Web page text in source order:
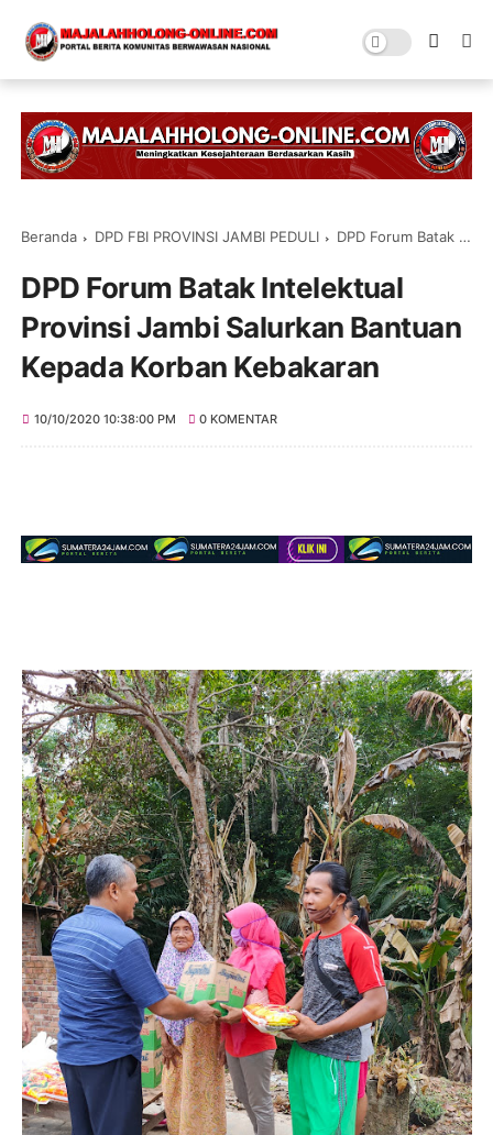
Beranda DPD FBI PROVINSI JAMBI PEDULI DPD Forum Batak Intelektual Provinsi Jambi Salurkan Bantuan Kepada Korban Kebakaran
DPD Forum Batak Intelektual
Provinsi Jambi Salurkan Bantuan
Kepada Korban Kebakaran
10/10/2020 10:38:00 PM 0 KOMENTAR